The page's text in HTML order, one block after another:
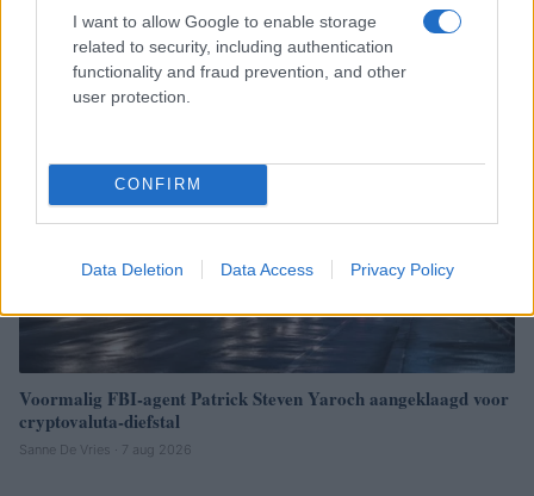
I want to allow Google to enable storage
related to security, including authentication
functionality and fraud prevention, and other
user protection.
CONFIRM
Data Deletion Data Access Privacy Policy
Sanne De Vries · 7 aug 2026
CRYPTOVALUTA
Voormalig FBI-agent Patrick Steven Yaroch aangeklaagd voor
cryptovaluta-diefstal
Sanne De Vries · 7 aug 2026